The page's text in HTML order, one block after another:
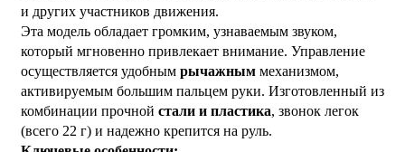
и других участников движения.
Эта модель обладает громким, узнаваемым звуком,
который мгновенно привлекает внимание. Управление
осуществляется удобным рычажным механизмом,
активируемым большим пальцем руки. Изготовленный из
комбинации прочной стали и пластика, звонок легок
(всего 22 г) и надежно крепится на руль.